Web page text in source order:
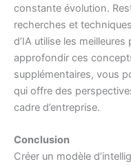
constante évolution.
recherches et
d’IA utilise les
approfondir ces
supplémentaires, vous
qui offre des
cadre d’entreprise.
Conclusion
Créer un modèle